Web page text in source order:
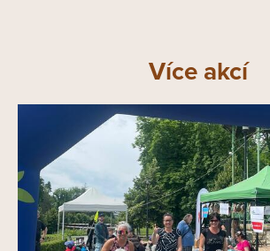
Více akcí